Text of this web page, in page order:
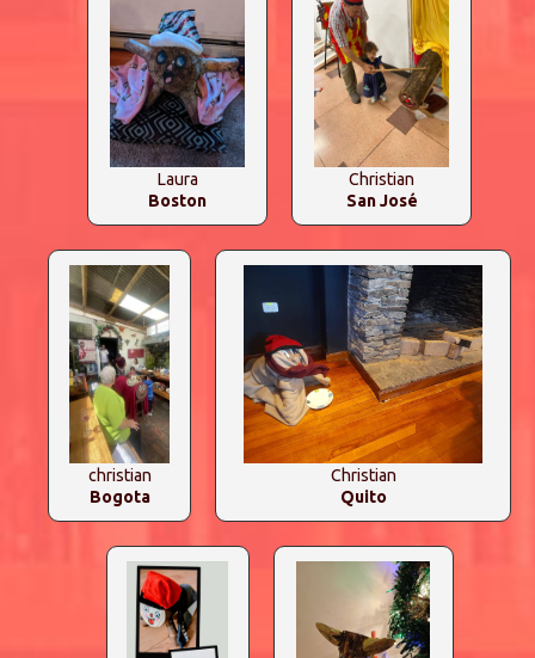
Laura
Boston
Christian
San José
christian
Bogota
Christian
Quito